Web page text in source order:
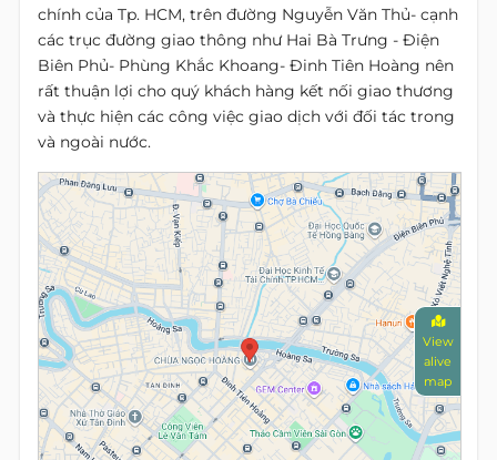
chính của Tp. HCM, trên đường Nguyễn Văn Thủ- cạnh
các trục đường giao thông như Hai Bà Trưng - Điện
Biên Phủ- Phùng Khắc Khoang- Đinh Tiên Hoàng nên
rất thuận lợi cho quý khách hàng kết nối giao thương
và thực hiện các công việc giao dịch với đối tác trong
và ngoài nước.
View
alive
map